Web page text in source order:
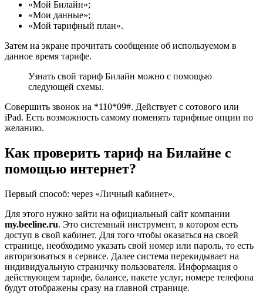
«Мой Билайн»;
«Мои данные»;
«Мой тарифный план».
Затем на экране прочитать сообщение об используемом в
данное время тарифе.
Узнать свой тариф Билайн можно с помощью
следующей схемы.
Совершить звонок на *110*09#. Действует с сотового или
iPad. Есть возможность самому поменять тарифные опции по
желанию.
Как проверить тариф на Билайне с
помощью интернет?
Первый способ: через «Личный кабинет».
Для этого нужно зайти на официальный сайт компании
my.beeline.ru. Это системный инструмент, в котором есть
доступ в свой кабинет. Для того чтобы оказаться на своей
странице, необходимо указать свой номер или пароль, то есть
авторизоваться в сервисе. Далее система перекидывает на
индивидуальную страничку пользователя. Информация о
действующем тарифе, балансе, пакете услуг, номере телефона
будут отображены сразу на главной странице.